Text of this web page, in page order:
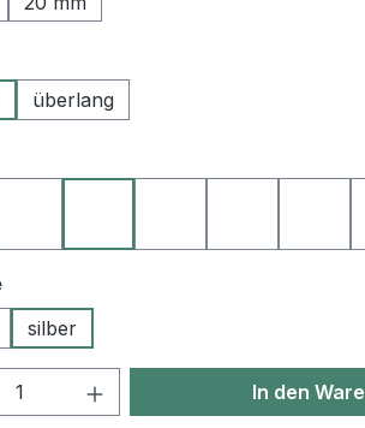
überlang
auswählen
silber
Anzahl: Gib denIn den